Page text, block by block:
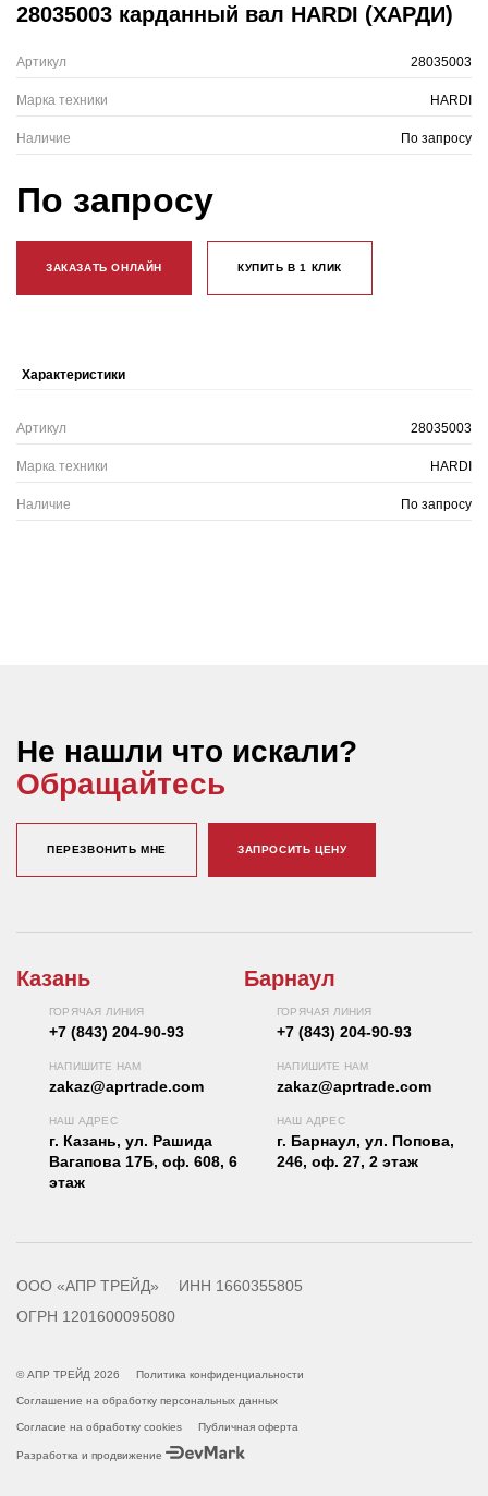
28035003 карданный вал HARDI (ХАРДИ)
Артикул 28035003
Марка техники HARDI
Наличие По запросу
По запросу
ЗАКАЗАТЬ ОНЛАЙН КУПИТЬ В 1 КЛИК
Характеристики
Артикул 28035003
Марка техники HARDI
Наличие По запросу
Не нашли что искали?
Обращайтесь
ПЕРЕЗВОНИТЬ МНЕ ЗАПРОСИТЬ ЦЕНУ
Казань
ГОРЯЧАЯ ЛИНИЯ
+7 (843) 204-90-93
НАПИШИТЕ НАМ
zakaz@aprtrade.com
НАШ АДРЕС
г. Казань, ул. Рашида
Вагапова 17Б, оф. 608, 6
этаж
Барнаул
ГОРЯЧАЯ ЛИНИЯ
+7 (843) 204-90-93
НАПИШИТЕ НАМ
zakaz@aprtrade.com
НАШ АДРЕС
г. Барнаул, ул. Попова,
246, оф. 27, 2 этаж
ООО «АПР ТРЕЙД»
ИНН 1660355805
ОГРН 1201600095080
© АПР ТРЕЙД 2026 Политика конфиденциальности
Соглашение на обработку персональных данных
Согласие на обработку cookies Публичная оферта
Разработка и продвижение